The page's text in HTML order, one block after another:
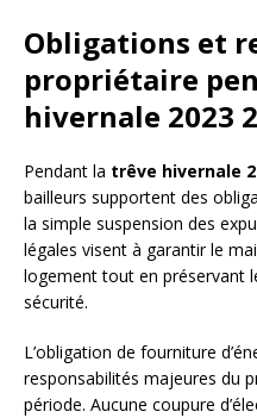
Obligations et
propriétaire
hivernale 2023
Pendant la trêve hivernale
bailleurs supportent des
la simple suspension des
légales visent à garantir le
logement tout en préservant
sécurité.
L’obligation de fourniture
responsabilités majeures du
période. Aucune coupure